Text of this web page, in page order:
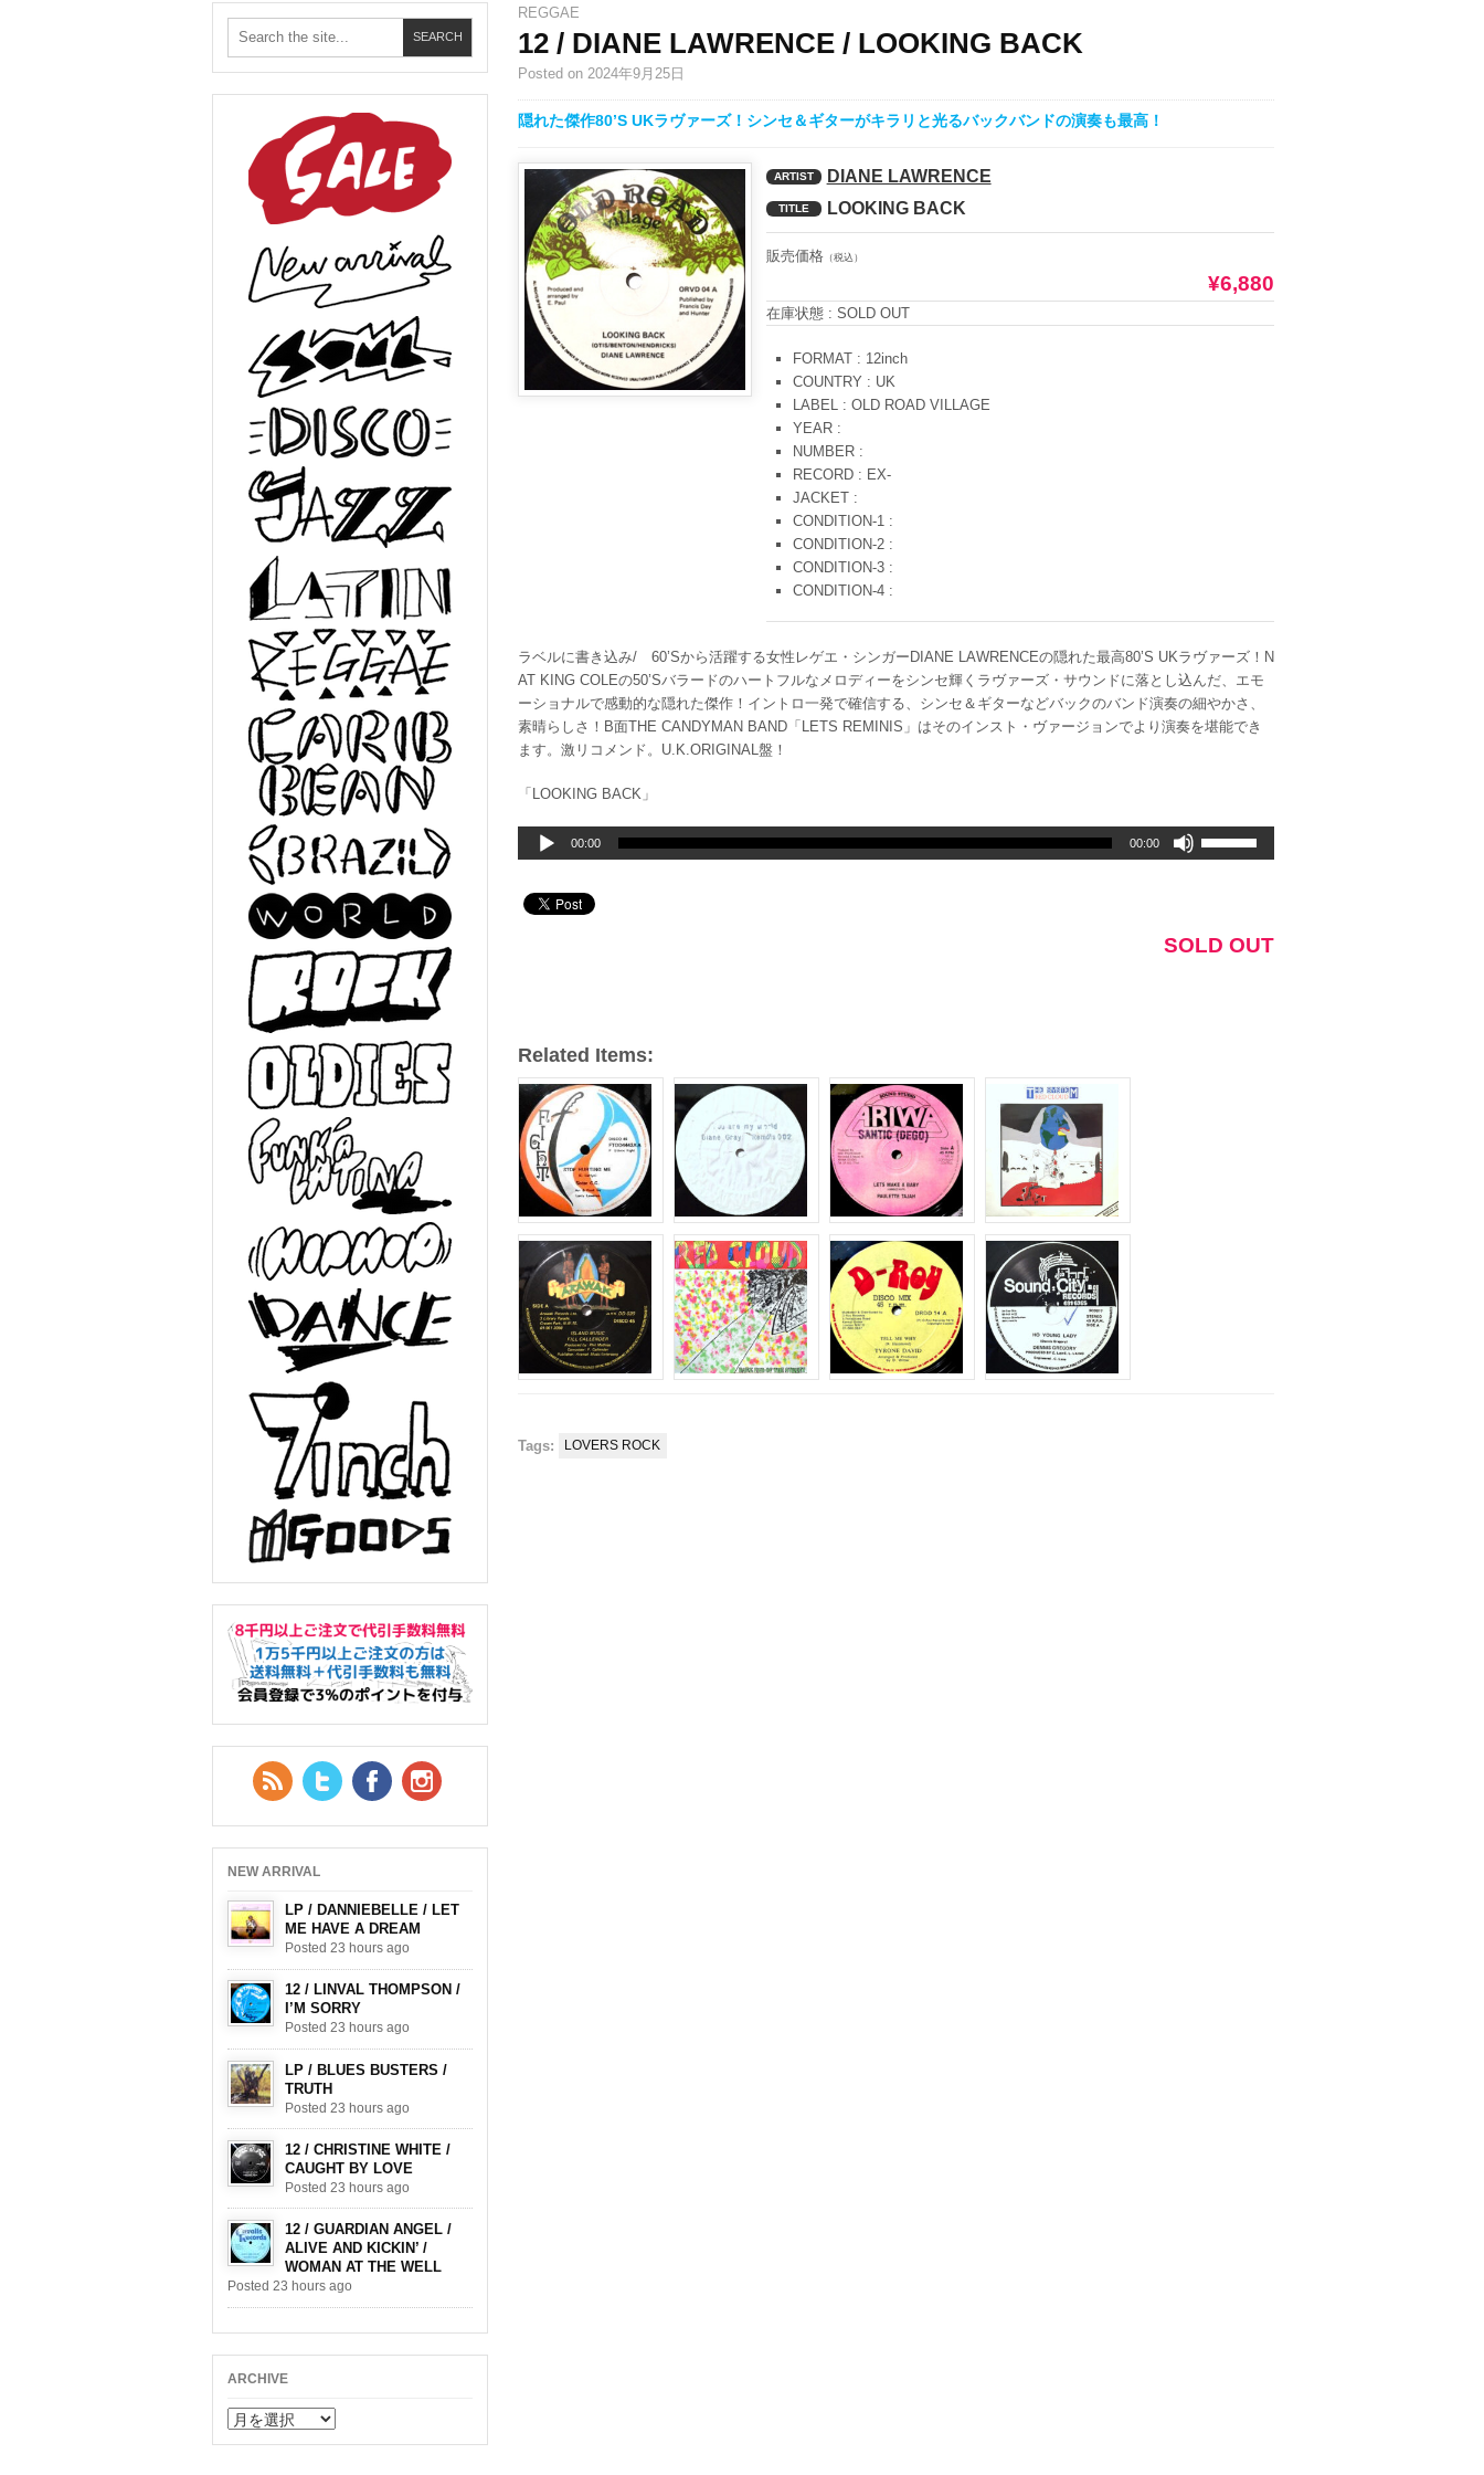
REGGAE
12 / DIANE LAWRENCE / LOOKING BACK
Posted on 2024年9月25日
隠れた傑作80’S UKラヴァーズ！シンセ＆ギターがキラリと光るバックバンドの演奏も最高！
ARTIST DIANE LAWRENCE
TITLE LOOKING BACK
販売価格（税込）
¥6,880
在庫状態 : SOLD OUT
FORMAT : 12inch
COUNTRY : UK
LABEL : OLD ROAD VILLAGE
YEAR :
NUMBER :
RECORD : EX-
JACKET :
CONDITION-1 :
CONDITION-2 :
CONDITION-3 :
CONDITION-4 :
ラベルに書き込み/ 60’Sから活躍する女性レゲエ・シンガーDIANE LAWRENCEの隠れた最高80’S UKラヴァーズ！N
AT KING COLEの50’Sバラードのハートフルなメロディーをシンセ輝くラヴァーズ・サウンドに落とし込んだ、エモ
ーショナルで感動的な隠れた傑作！イントロ一発で確信する、シンセ＆ギターなどバックのバンド演奏の細やかさ、
素晴らしさ！B面THE CANDYMAN BAND「LETS REMINIS」はそのインスト・ヴァージョンでより演奏を堪能でき
ます。激リコメンド。U.K.ORIGINAL盤！
「LOOKING BACK」
声
レ
00:00 00:00
ボ
リ
調
SOLD OUT
Related Items:
Tags: LOVERS ROCK
RSS FeedTwitter Facebook
NEW ARRIVAL
LP / DANNIEBELLE / LET
ME HAVE A DREAM
Posted 23 hours ago
12 / LINVAL THOMPSON /
I’M SORRY
Posted 23 hours ago
LP / BLUES BUSTERS /
TRUTH
Posted 23 hours ago
12 / CHRISTINE WHITE /
CAUGHT BY LOVE
Posted 23 hours ago
12 / GUARDIAN ANGEL /
ALIVE AND KICKIN’ /
WOMAN AT THE WELL
Posted 23 hours ago
ARCHIVE
ARCHIVE